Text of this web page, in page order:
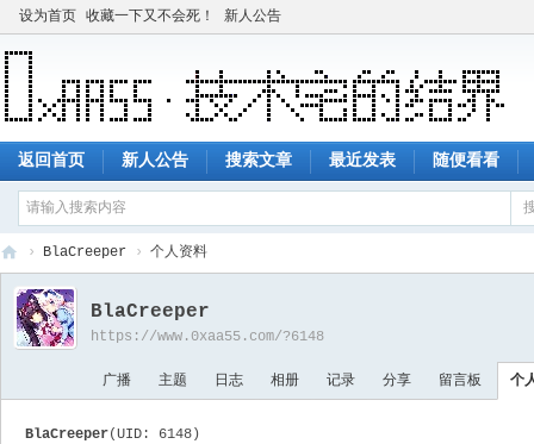
设为首页 收藏一下又不会死！ 新人公告
返回首页 新人公告 搜索文章 最近发表 随便看看
技
术
宅
› BlaCreeper › 个人资料
BlaCreeper
https://www.0xaa55.com/?6148
广播 主题 日志 相册 记录 分享 留言板 个
BlaCreeper(UID: 6148)